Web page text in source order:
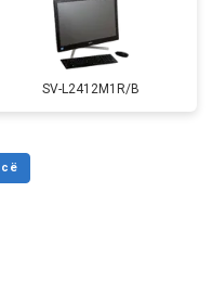
SV-L2412M1R/B